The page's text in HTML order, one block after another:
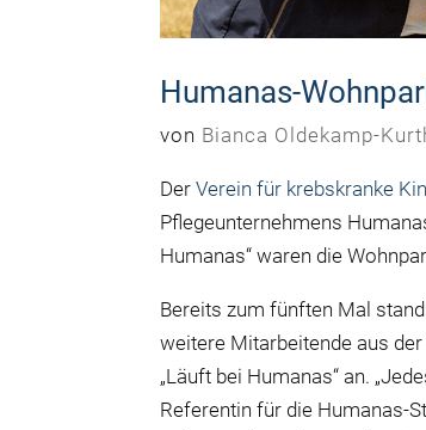
Humanas-
von Bianca Oldekamp-
DerVerein für krebskranke
Pflegeunternehmens
Humanas“ waren die
Bereits zum fünften Mal
weitere Mitarbeitende aus
„Läuft bei Humanas“ an.
Referentin für die Humanas-